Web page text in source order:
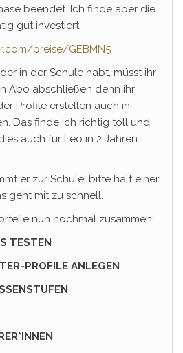
beendet. Ich finde aber die
gut investiert.
preise/GEBMN5
in der Schule habt, müsst ihr
Abo abschließen denn ihr
Profile erstellen auch in
Das finde ich richtig toll und
auch für Leo in 2 Jahren
er zur Schule, bitte hält einer
geht mit zu schnell.
nun nochmal zusammen:
TESTEN
PROFILE ANLEGEN